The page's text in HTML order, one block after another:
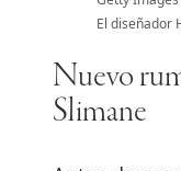
El diseñador
Nuevo
Slimane